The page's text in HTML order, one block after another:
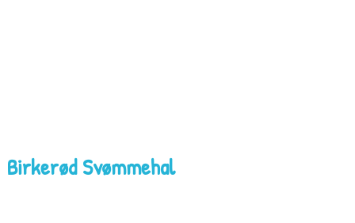
Birkerød Svømmehal